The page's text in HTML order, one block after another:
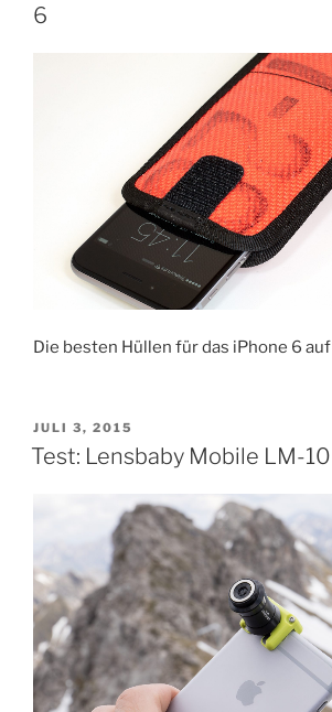
6
Die besten Hüllen für das iPhone 6 auf
VERÖFFENTLICHT
AM
JULI 3, 2015
Test: Lensbaby Mobile LM-10